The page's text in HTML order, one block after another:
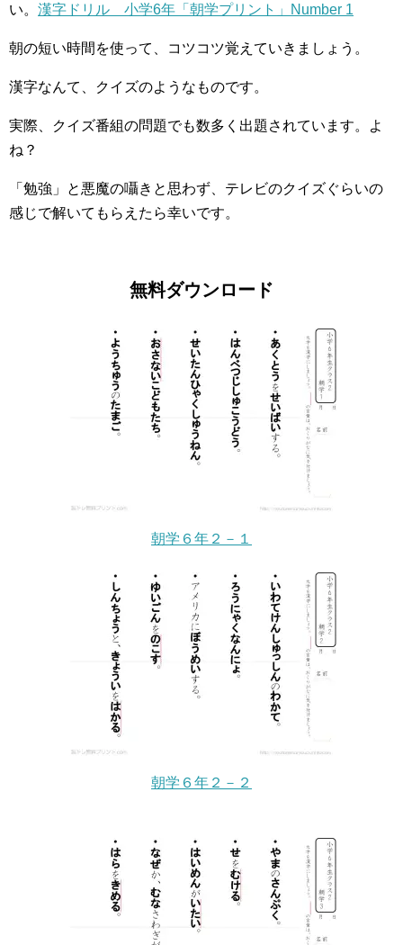
い。 漢字ドリル 小学6年「朝学プリント」Number 1
朝の短い時間を使って、コツコツ覚えていきましょう。
漢字なんて、クイズのようなものです。
実際、クイズ番組の問題でも数多く出題されています。よ
ね？
「勉強」と悪魔の囁きと思わず、テレビのクイズぐらいの
感じで解いてもらえたら幸いです。
無料ダウンロード
朝学６年２－１
朝学６年２－２